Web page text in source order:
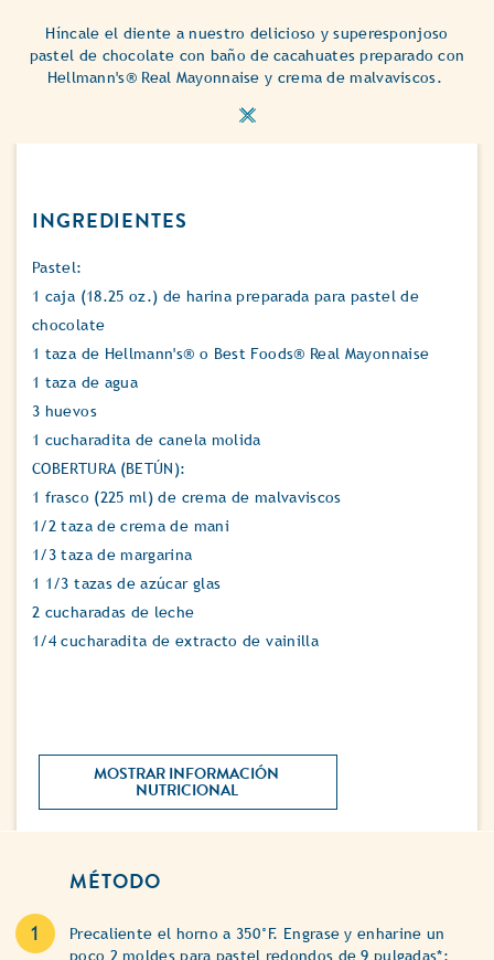
Híncale el diente a nuestro delicioso y superesponjoso
pastel de chocolate con baño de cacahuates preparado con
Hellmann's® Real Mayonnaise y crema de malvaviscos.
INGREDIENTES
Pastel:
1 caja (18.25 oz.) de harina preparada para pastel de
chocolate
1 taza de Hellmann's® o Best Foods® Real Mayonnaise
1 taza de agua
3 huevos
1 cucharadita de canela molida
COBERTURA (BETÚN):
1 frasco (225 ml) de crema de malvaviscos
1/2 taza de crema de mani
1/3 taza de margarina
1 1/3 tazas de azúcar glas
2 cucharadas de leche
1/4 cucharadita de extracto de vainilla
MOSTRAR INFORMACIÓN
NUTRICIONAL
MÉTODO
Precaliente el horno a 350°F. Engrase y enharine un
poco 2 moldes para pastel redondos de 9 pulgadas*;